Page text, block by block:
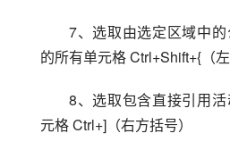
7、选取由选定区域中
的所有单元格 Ctrl+Shift+{（左
8、选取包含直接引用
元格 Ctrl+]（右方括号）